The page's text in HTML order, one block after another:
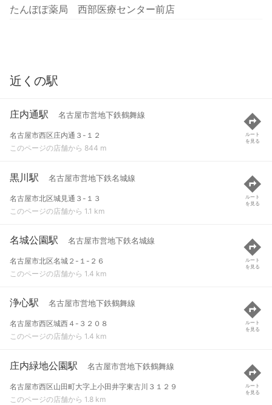
たんぽぽ薬局 西部医療センター前店
近くの駅
庄内通駅 名古屋市営地下鉄鶴舞線
名古屋市西区庄内通３-１２
このページの店舗から 844 m
ルート
を見る
黒川駅 名古屋市営地下鉄名城線
名古屋市北区城見通３-１３
このページの店舗から 1.1 km
ルート
を見る
名城公園駅 名古屋市営地下鉄名城線
名古屋市北区名城２-１-２６
このページの店舗から 1.4 km
ルート
を見る
浄心駅 名古屋市営地下鉄鶴舞線
名古屋市西区城西４-３２０８
このページの店舗から 1.4 km
ルート
を見る
庄内緑地公園駅 名古屋市営地下鉄鶴舞線
名古屋市西区山田町大字上小田井字東古川３１２９
このページの店舗から 1.8 km
ルート
を見る